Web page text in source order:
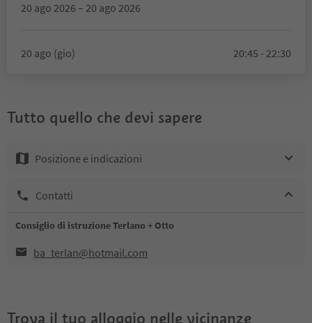
20 ago 2026 – 20 ago 2026
20 ago (gio) 20:45 - 22:30
Tutto quello che devi sapere
Posizione e indicazioni
Contatti
Consiglio di istruzione Terlano + Otto
ba_terlan@hotmail.com
Trova il tuo alloggio nelle vicinanze